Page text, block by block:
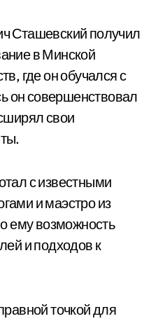
Сташевский получил
в Минской
где он обучался с
он совершенствовал
свои
с известными
и маэстро из
ему возможность
и подходов к
точкой для